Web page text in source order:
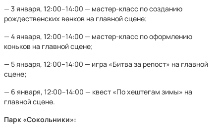
— 3 января, 12:00–14:00 — мастер-класс по созданию
рождественских венков на главной сцене;
— 4 января, 12:00–14:00 — мастер-класс по оформлению
коньков на главной сцене;
— 5 января, 12:00–14:00 — игра «Битва за репост» на главной
сцене;
— 6 января, 12:00–14:00 — квест «По хештегам зимы» на
главной сцене.
Парк «Сокольники»: